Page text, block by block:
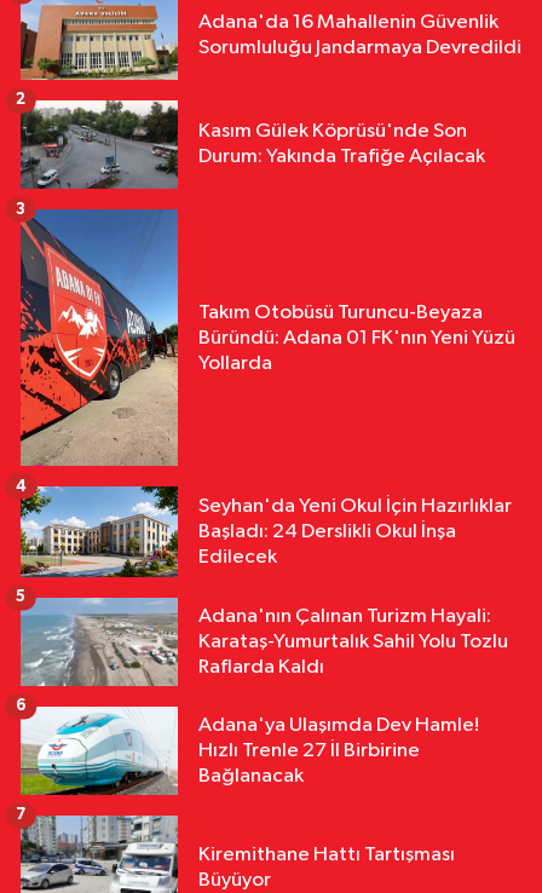
Adana'da 16 Mahallenin Güvenlik
Sorumluluğu Jandarmaya Devredildi
Kasım Gülek Köprüsü'nde Son
Durum: Yakında Trafiğe Açılacak
2
Takım Otobüsü Turuncu-Beyaza
Büründü: Adana 01 FK'nın Yeni Yüzü
Yollarda
3
Seyhan'da Yeni Okul İçin Hazırlıklar
Başladı: 24 Derslikli Okul İnşa
Edilecek
4
Adana'nın Çalınan Turizm Hayali:
Karataş-Yumurtalık Sahil Yolu Tozlu
Raflarda Kaldı
5
Adana'ya Ulaşımda Dev Hamle!
Hızlı Trenle 27 İl Birbirine
Bağlanacak
6
Kiremithane Hattı Tartışması
Büyüyor
7